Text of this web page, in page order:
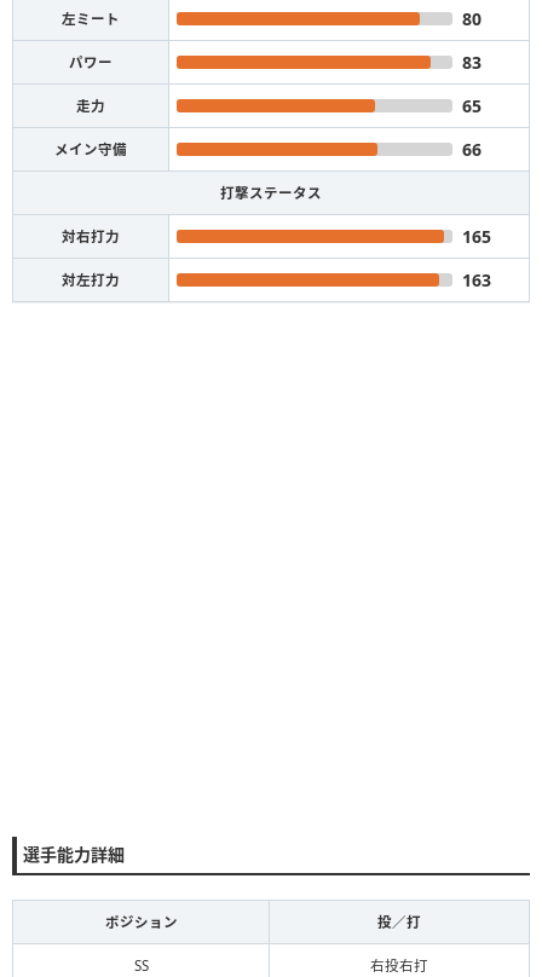
左ミート 80
パワー 83
走力 65
メイン守備 66
打撃ステータス
対右打力 165
対左打力 163
選手能力詳細
ポジション 投／打
SS 右投右打